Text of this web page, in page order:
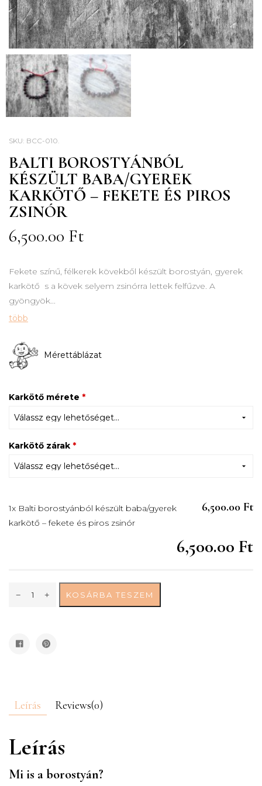
SKU: BCC-010.
BALTI BOROSTYÁNBÓL
KÉSZÜLT BABA/GYEREK
KARKÖTŐ – FEKETE ÉS PIROS
ZSINÓR
6,500.00 Ft
Fekete színű, félkerek kövekből készült borostyán, gyerek
karkötő s a kövek selyem zsinórra lettek felfűzve. A
gyöngyök...
több
Mérettáblázat
Karkötő mérete *
Karkötő zárak *
1x Balti borostyánból készült baba/gyerek
karkötő – fekete és piros zsinór
6,500.00 Ft
6,500.00 Ft
KOSÁRBA TESZEM
Leírás Reviews(0)
Leírás
Mi is a borostyán?